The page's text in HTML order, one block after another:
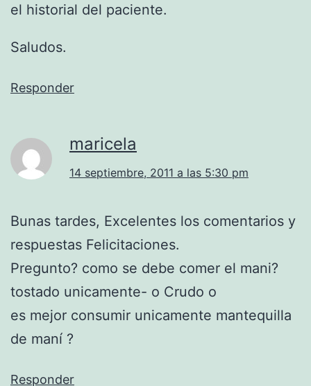
el historial del paciente.
Saludos.
Responder
maricela
14 septiembre, 2011 a las 5:30 pm
Bunas tardes, Excelentes los comentarios y
respuestas Felicitaciones.
Pregunto? como se debe comer el mani?
tostado unicamente- o Crudo o
es mejor consumir unicamente mantequilla
de maní ?
Responder